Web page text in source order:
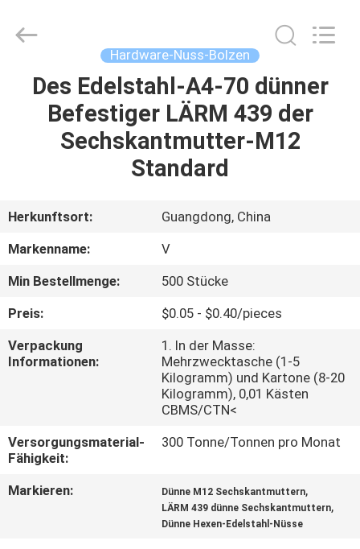
HAUS
PRODUKTE
UNS
AUSFLUG
QUALITÄTSKONTROLLE
PRIVACY
Hardware-Nuss-Bolzen
Des Edelstahl-A4-70 dünner
Befestiger LÄRM 439 der
Sechskantmutter-M12
Standard
Herkunftsort:
Guangdong, China
Markenname:
V
Min Bestellmenge:
500 Stücke
Preis:
$0.05 - $0.40/pieces
Verpackung
Informationen:
1. In der Masse:
Mehrzwecktasche (1-5
Kilogramm) und Kartone (8-20
Kilogramm), 0,01 Kästen
CBMS/CTN<
Versorgungsmaterial-
Fähigkeit:
300 Tonne/Tonnen pro Monat
Markieren: Dünne M12 Sechskantmuttern,
LÄRM 439 dünne Sechskantmuttern,
Dünne Hexen-Edelstahl-Nüsse